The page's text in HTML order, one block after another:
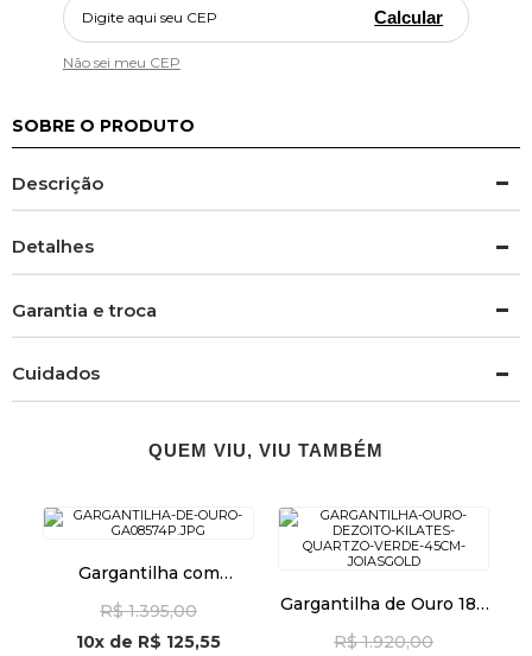
Calcular
Não sei meu CEP
SOBRE O PRODUTO
Descrição
Detalhes
Garantia e troca
Cuidados
QUEM VIU, VIU TAMBÉM
Gargantilha com
Fecho de Ouro 18k
ga08574
R$ 1.395,00
10x de R$ 125,55
Gargantilha de Ouro 18k
ga08434
R$ 1.920,00
OFERTAS